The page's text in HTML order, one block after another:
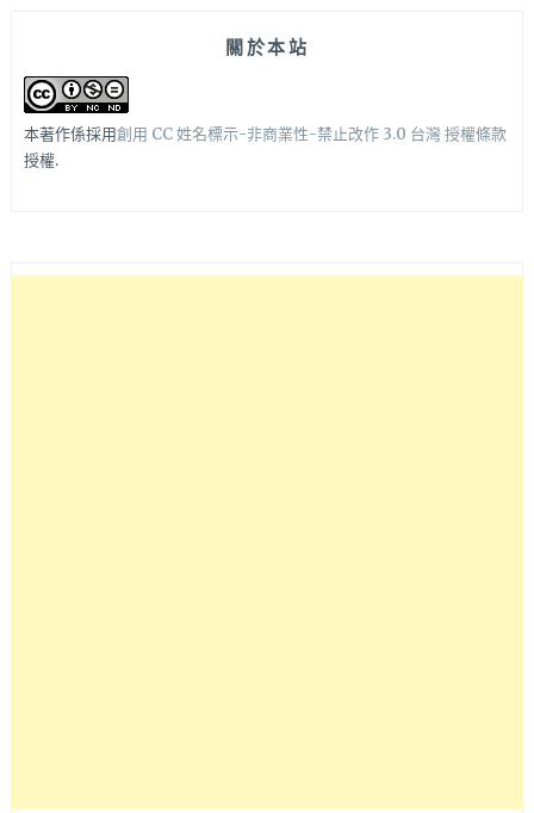
關於本站
本著作係採用創用 CC 姓名標示-非商業性-禁止改作 3.0 台灣 授權條款
授權.